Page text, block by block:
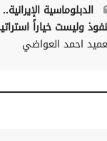
الدبلوماسية
وليست خياراً
احمد العواضي